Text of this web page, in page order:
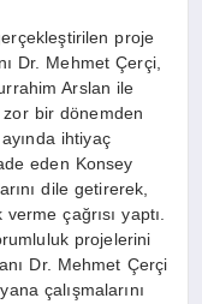
proje
Dr. Mehmet Çerçi,
Arslan ile
zor bir dönemden
ihtiyaç
eden Konsey
dile getirerek,
çağrısı yaptı.
projelerini
Dr. Mehmet Çerçi
çalışmalarını